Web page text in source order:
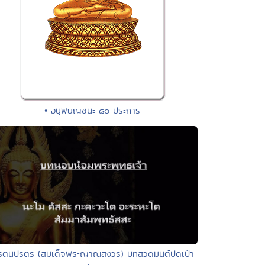
• อนุพยัญชนะ ๘๐ ประการ
ตนปริตร (สมเด็จพระญาณสังวร) บทสวดมนต์ปัดเป่า